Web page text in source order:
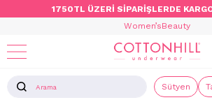
1750TL ÜZERİ SİPARİŞLERDE
Women’sBeauty
Sütyen